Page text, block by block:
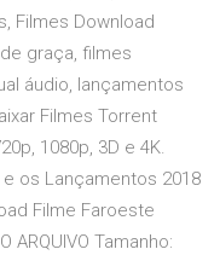
Filmes Download
graça, filmes
áudio, lançamentos
Filmes Torrent
1080p, 3D e 4K.
os Lançamentos 2018
Filme Faroeste
ARQUIVO Tamanho: